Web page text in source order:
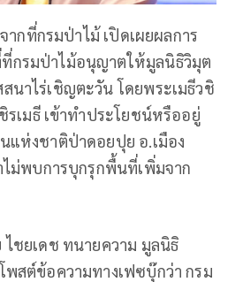
ากที่กรมป่าไม้ เปิดเผยผลการ
กรมป่าไม้อนุญาตให้มูลนิธิวิมุต
นาไร่เชิญตะวัน โดยพระเมธีวชิ
รเมธี เข้าทำประโยชน์หรืออยู่
แห่งชาติป่าดอยปุย อ.เมือง
ไม่พบการบุกรุกพื้นที่เพิ่มจาก
ชยเดช ทนายความ มูลนิธิ
พสต์ข้อความทางเฟซบุ๊กว่า กรม